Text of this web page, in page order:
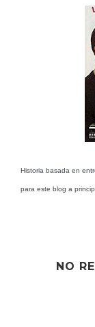
Historia basada en
para este blog a
NO